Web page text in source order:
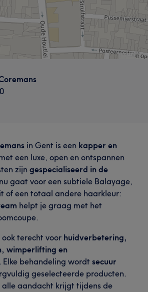
in Gent is een kapper en
een luxe, open en ontspannen
zijn gespecialiseerd in de
gaat voor een subtiele Balayage,
of een totaal andere haarkleur:
helpt je graag met het
ook terecht voor huidverbetering,
wimperlifting en
. Elke behandeling wordt secuur
geselecteerde producten.
aandacht krijgt tijdens de